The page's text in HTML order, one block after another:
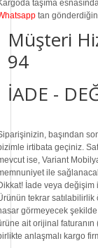
taşıma
tan
Müşteri
94
İADE -
başından
irtibata geçiniz.
ise, Variant
ile
İade veya değişim
tekrar
görmeyecek
ait orijinal
anlaşmalı kargo